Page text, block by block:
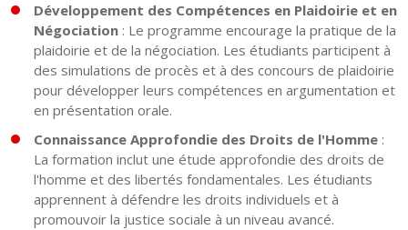
Développement des Compétences en Plaidoirie et en
Négociation : Le programme encourage la pratique de la
plaidoirie et de la négociation. Les étudiants participent à
des simulations de procès et à des concours de plaidoirie
pour développer leurs compétences en argumentation et
en présentation orale.
Connaissance Approfondie des Droits de l'Homme :
La formation inclut une étude approfondie des droits de
l'homme et des libertés fondamentales. Les étudiants
apprennent à défendre les droits individuels et à
promouvoir la justice sociale à un niveau avancé.